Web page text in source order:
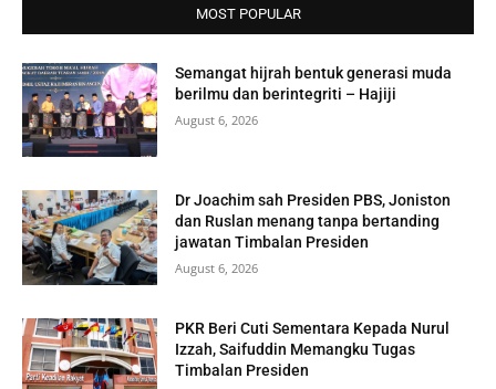
MOST POPULAR
Semangat hijrah bentuk generasi muda
berilmu dan berintegriti – Hajiji
August 6, 2026
Dr Joachim sah Presiden PBS, Joniston
dan Ruslan menang tanpa bertanding
jawatan Timbalan Presiden
August 6, 2026
PKR Beri Cuti Sementara Kepada Nurul
Izzah, Saifuddin Memangku Tugas
Timbalan Presiden